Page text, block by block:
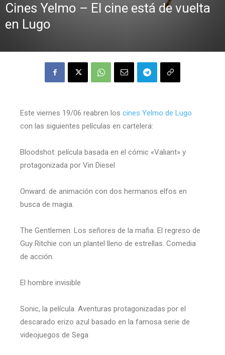
Cines Yelmo – El cine está de vuelta
en Lugo
Este viernes 19/06 reabren los cines Yelmo de Lugo
con las siguientes películas en cartelera:
Bloodshot: película basada en el cómic «Valiant» y
protagonizada por Vin Diesel
Onward: de animación con dos hermanos elfos en
busca de magia.
The Gentlemen: Los señores de la mafia. El regreso de
Guy Ritchie con un plantel lleno de estrellas. Comedia
de acción.
El hombre invisible
Sonic, la película. Aventuras protagonizadas por el
descarado erizo azul basado en la famosa serie de
videojuegos de Sega